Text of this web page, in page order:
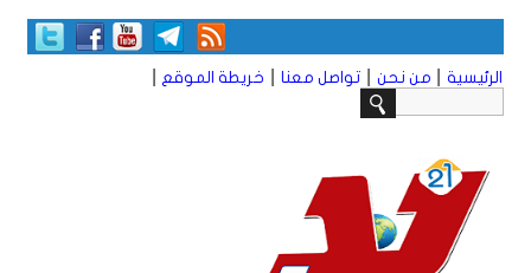
الرئيسية من نحن تواصل معنا خريطة الموقع